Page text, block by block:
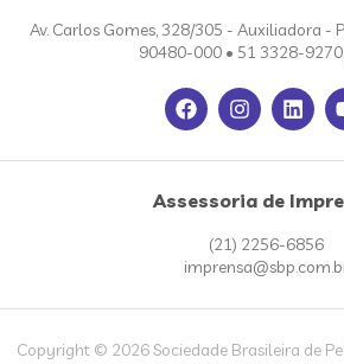
Av. Carlos Gomes, 328/305 - Auxiliadora -
90480-000 • 51 3328-
Assessoria de
(21) 2256-6856
Copyright © 2026 Sociedade Brasileira de